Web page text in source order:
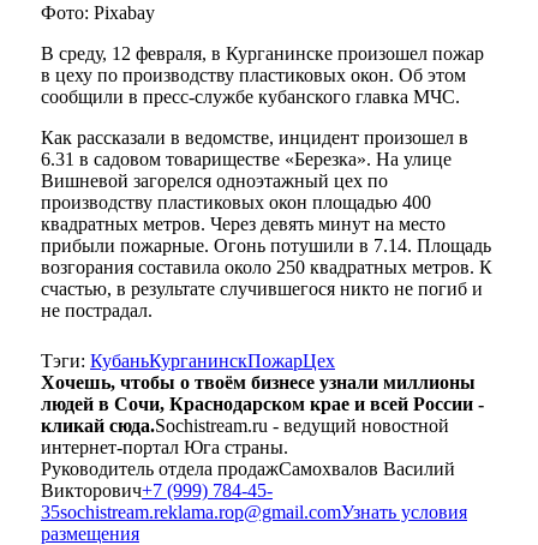
Фото: Pixabay
В среду, 12 февраля, в Курганинске произошел пожар
в цеху по производству пластиковых окон. Об этом
сообщили в пресс-службе кубанского главка МЧС.
Как рассказали в ведомстве, инцидент произошел в
6.31 в садовом товариществе «Березка». На улице
Вишневой загорелся одноэтажный цех по
производству пластиковых окон площадью 400
квадратных метров. Через девять минут на место
прибыли пожарные. Огонь потушили в 7.14. Площадь
возгорания составила около 250 квадратных метров. К
счастью, в результате случившегося никто не погиб и
не пострадал.
Тэги: КубаньКурганинскПожарЦех
Хочешь, чтобы о твоём бизнесе узнали миллионы
людей в Сочи, Краснодарском крае и всей России -
кликай сюда.Sochistream.ru - ведущий новостной
интернет-портал Юга страны.
Руководитель отдела продажСамохвалов Василий
Викторович+7 (999) 784-45-
35sochistream.reklama.rop@gmail.comУзнать условия
размещения